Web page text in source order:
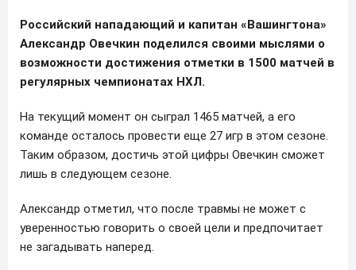
Российский нападающий и капитан «Вашингтона»
Александр Овечкин поделился своими мыслями о
возможности достижения отметки в 1500 матчей в
регулярных чемпионатах НХЛ.
На текущий момент он сыграл 1465 матчей, а его
команде осталось провести еще 27 игр в этом сезоне.
Таким образом, достичь этой цифры Овечкин сможет
лишь в следующем сезоне.
Александр отметил, что после травмы не может с
уверенностью говорить о своей цели и предпочитает
не загадывать наперед.